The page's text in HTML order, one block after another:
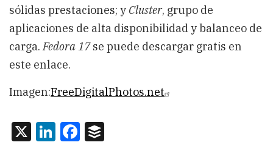
sólidas prestaciones; y Cluster, grupo de
aplicaciones de alta disponibilidad y balanceo de
carga.Fedora 17se puede descargar gratis en
este enlace.
Imagen:FreeDigitalPhotos.net
X LinkedIn
Facebook